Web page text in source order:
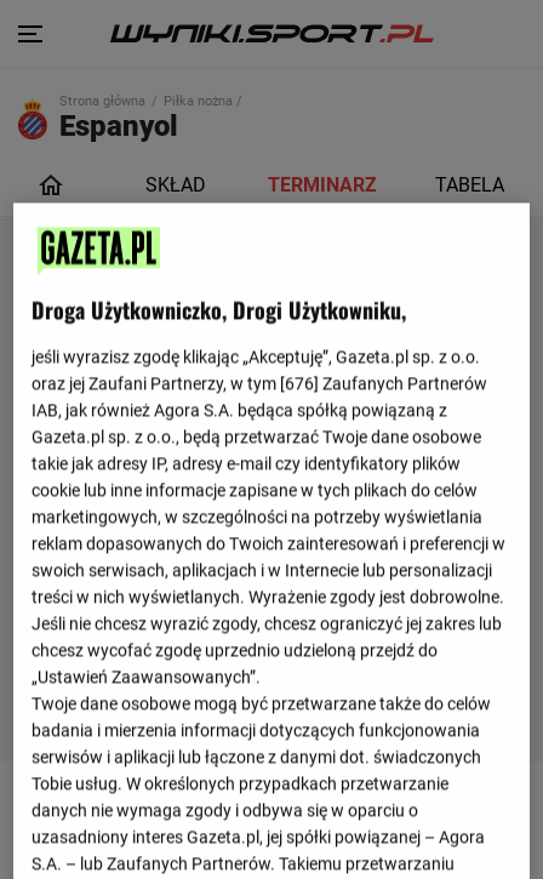
Strona główna Piłka nożna /
Espanyol
SKŁAD TERMINARZ TABELA
Terminarz drużyny
Droga Użytkowniczko, Drogi Użytkowniku,
jeśli wyrazisz zgodę klikając „Akceptuję”, Gazeta.pl sp. z o.o.
oraz jej Zaufani Partnerzy, w tym [676] Zaufanych Partnerów
IAB, jak również Agora S.A. będąca spółką powiązaną z
Gazeta.pl sp. z o.o., będą przetwarzać Twoje dane osobowe
takie jak adresy IP, adresy e-mail czy identyfikatory plików
cookie lub inne informacje zapisane w tych plikach do celów
marketingowych, w szczególności na potrzeby wyświetlania
reklam dopasowanych do Twoich zainteresowań i preferencji w
swoich serwisach, aplikacjach i w Internecie lub personalizacji
treści w nich wyświetlanych. Wyrażenie zgody jest dobrowolne.
Jeśli nie chcesz wyrazić zgody, chcesz ograniczyć jej zakres lub
chcesz wycofać zgodę uprzednio udzieloną przejdź do
„Ustawień Zaawansowanych”.
Twoje dane osobowe mogą być przetwarzane także do celów
badania i mierzenia informacji dotyczących funkcjonowania
serwisów i aplikacji lub łączone z danymi dot. świadczonych
Tobie usług. W określonych przypadkach przetwarzanie
danych nie wymaga zgody i odbywa się w oparciu o
uzasadniony interes Gazeta.pl, jej spółki powiązanej – Agora
S.A. – lub Zaufanych Partnerów. Takiemu przetwarzaniu